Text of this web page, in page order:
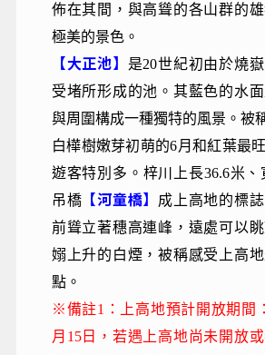
佈在其間，與高聳的各山群的
極美的景色。
【大正池】
是20世紀初由於燒
受堵所形成的池。其藍色的水
與周圍構成一種獨特的風景。被
白樺樹嫩芽初萌的6月和紅葉最
遊客特別多。梓川上長36.6米、
吊橋 【河童橋】
成上高地的標
前聳立著穗高連峰，遠處可以
嫋上升的白煙，被稱感受上高
點。
※備註1：上高地預計開放期間
月15日，若遇上高地尚未開放